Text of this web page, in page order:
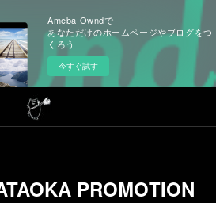
Ameba Owndで
あなただけのホームページやブログをつ
くろう
今すぐ試す
PROMOTION